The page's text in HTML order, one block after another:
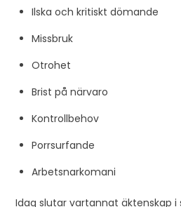
Ilska och kritiskt dömande
Missbruk
Otrohet
Brist på närvaro
Kontrollbehov
Porrsurfande
Arbetsnarkomani
Idag slutar vartannat äktenskap i